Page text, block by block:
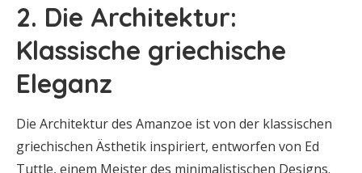
2. Die Architektur:
Klassische griechische
Eleganz
Die Architektur des Amanzoe ist von der klassischen
griechischen Ästhetik inspiriert, entworfen von Ed
Tuttle, einem Meister des minimalistischen Designs.